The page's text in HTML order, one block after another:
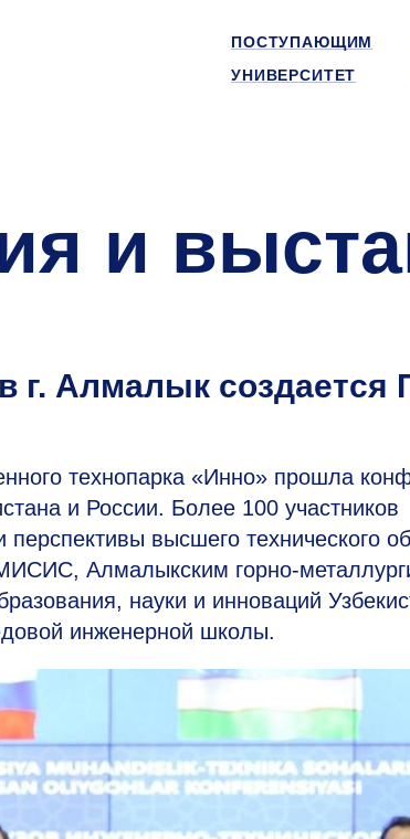
ПОСТУПАЮЩИМ
УНИВЕРСИТЕТ
и
Алмалык создается
технопарка «Инно» прошла
и России. Более 100 участников
высшего технического
Алмалыкским горно-
науки и инноваций
инженерной школы.